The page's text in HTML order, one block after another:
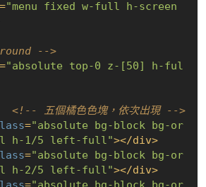
="menu fixed w-full h-screen
-->
="absolute top-0 z-[50] h-ful
<!-- 五個橘色色塊，依次出現 -->
="absolute bg-block bg-or
h-1/5 left-full"></div>
="absolute bg-block bg-or
h-2/5 left-full"></div>